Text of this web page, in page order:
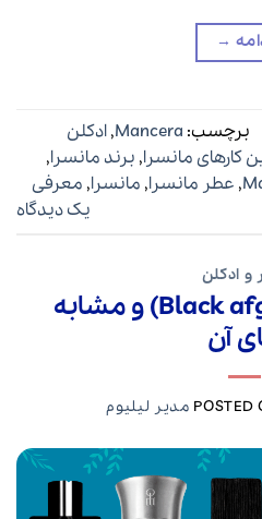
→
برچسب: Mancera
,ادکلن
کارهای مانسرا, برند مانسرا,
, عطر مانسرا, مانسرا, معرفی
یک دیدگاه
و ادکلن
بلک افغان(Black afgano) و مشابه
آن
POSTED مدیر لیلیوم